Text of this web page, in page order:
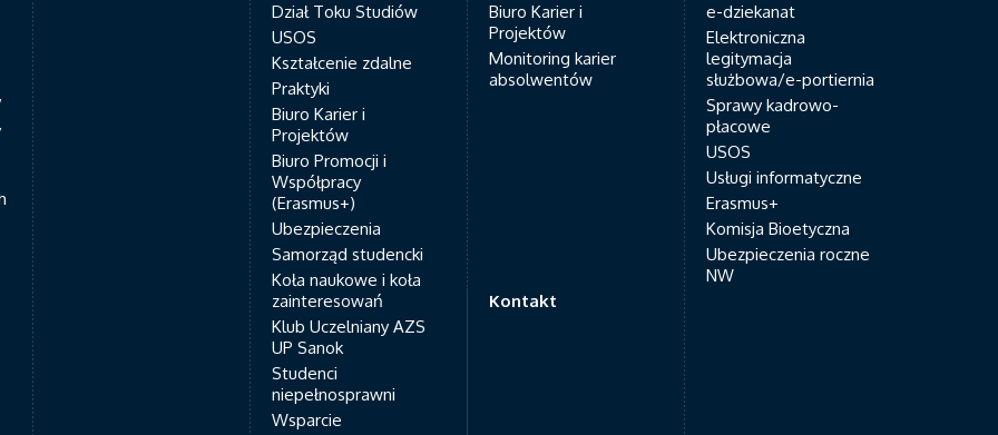
Dział Toku Studiów
USOS
Kształcenie zdalne
Praktyki
Biuro Karier i
Projektów
Biuro Promocji i
Współpracy
(Erasmus+)
Ubezpieczenia
Samorząd studencki
Koła naukowe i koła
zainteresowań
Klub Uczelniany AZS
UP Sanok
Studenci
niepełnosprawni
Wsparcie
Biuro Karier i
Projektów
Monitoring karier
absolwentów
e-dziekanat
Elektroniczna
legitymacja
służbowa/e-portiernia
Sprawy kadrowo-
płacowe
USOS
Usługi informatyczne
Erasmus+
Komisja Bioetyczna
Ubezpieczenia roczne
NW
Kontakt